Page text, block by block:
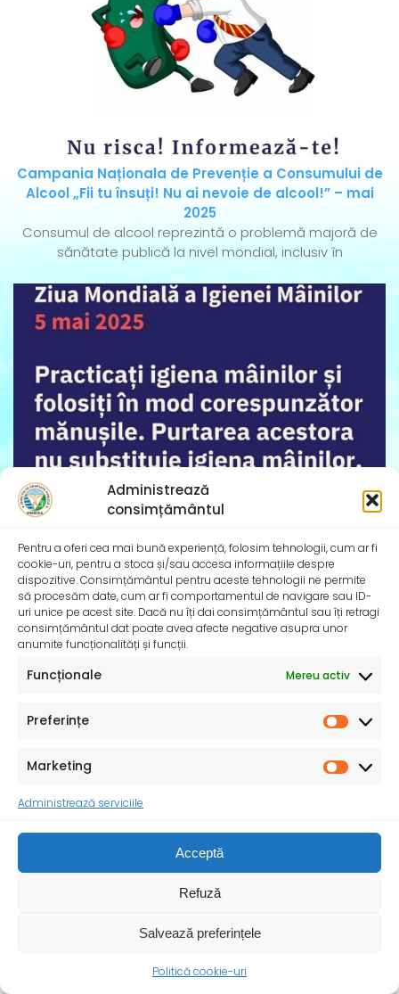
Administrează
consimțământul
Pentru a oferi cea mai bună experiență, folosim tehnologii, cum ar fi
cookie-uri, pentru a stoca și/sau accesa informațiile despre
dispozitive. Consimțământul pentru aceste tehnologii ne permite
să procesăm date, cum ar fi comportamentul de navigare sau ID-
uri unice pe acest site. Dacă nu îți dai consimțământul sau îți retragi
consimțământul dat poate avea afecte negative asupra unor
anumite funcționalități și funcții.
Funcționale Mereu activ
Preferințe
Marketing
Administrează serviciile
Acceptă
Refuză
Salvează preferințele
Politică cookie-uri
Campania Naționala de Prevenție a Consumului de
Alcool „Fii tu însuți! Nu ai nevoie de alcool!” – mai
2025
Consumul de alcool reprezintă o problemă majoră de
sănătate publică la nivel mondial, inclusiv în
Ziua Mondială a Igienei Mâinilor – 5 mai 2025
Sănătate Publică Județene se alătură și în